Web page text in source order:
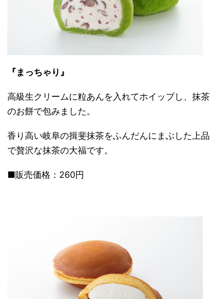
『まっちゃり』
高級生クリームに粒あんを入れてホイップし、抹茶
のお餅で包みました。
香り高い岐阜の揖斐抹茶をふんだんにまぶした上品
で贅沢な抹茶の大福です。
■販売価格：260円